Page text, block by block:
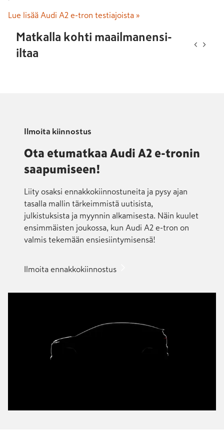
Lue lisää Audi A2 e-tron testiajoista »
Matkalla kohti maailmanensi-
iltaa
Ilmoita kiinnostus
Ota etumatkaa Audi A2 e-tronin
saapumiseen!
Liity osaksi ennakko­kiinnos­tu­neita ja pysy ajan
tasalla mallin tär­keim­mistä uutisista,
julkistuksista ja myynnin al­ka­misesta. Näin kuulet
ensim­mäisten joukossa, kun Audi A2 e-tron on
valmis tekemään ensi­esiinty­misensä!
Ilmoita ennakkokiinnostus